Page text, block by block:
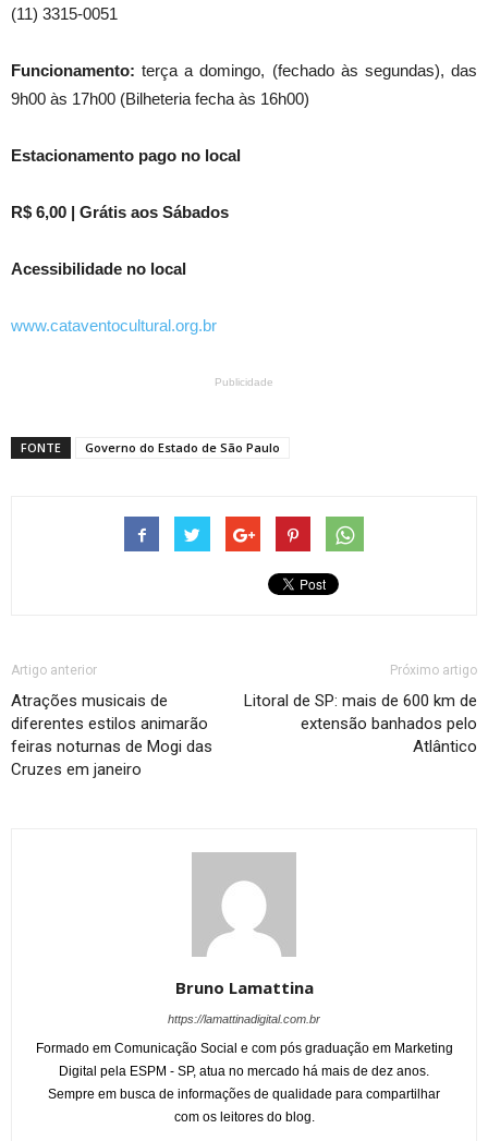
(11) 3315-0051
Funcionamento:terça a domingo, (fechado às segundas), das
9h00 às 17h00 (Bilheteria fecha às 16h00)
Estacionamento pago no local
R$ 6,00 | Grátis aos Sábados
Acessibilidade no local
www.cataventocultural.org.br
Publicidade
FONTE Governo do Estado de São Paulo
Artigo anterior
Atrações musicais de
diferentes estilos animarão
feiras noturnas de Mogi das
Cruzes em janeiro
Próximo artigo
Litoral de SP: mais de 600 km de
extensão banhados pelo
Atlântico
Bruno Lamattina
https://lamattinadigital.com.br
Formado em Comunicação Social e com pós graduação em Marketing
Digital pela ESPM - SP, atua no mercado há mais de dez anos.
Sempre em busca de informações de qualidade para compartilhar
com os leitores do blog.